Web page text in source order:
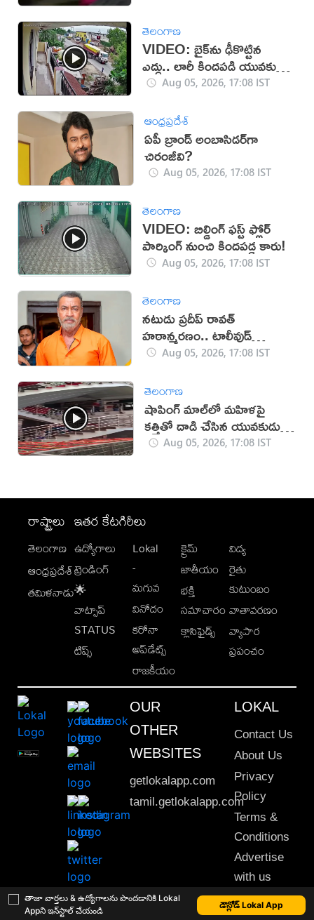
తాజా వార్తలు & ఉద్యోగాలను పొందడానికి Lokal
Appని ఇన్‌స్టాల్ చేయండి
డౌన్లోడ్ Lokal App
తెలంగాణ
VIDEO: బైక్‌ను ఢీకొట్టిన
ఎద్దు.. లారీ కిందపడి యువకుడు
మృతి!Aug 05, 2026, 17:08 IST
ఆంధ్రప్రదేశ్
ఏపీ బ్రాండ్ అంబాసిడర్‌గా
చిరంజీవి?
Aug 05, 2026, 17:08 IST
తెలంగాణ
VIDEO: బిల్డింగ్ ఫస్ట్ ఫ్లోర్
పార్కింగ్ నుంచి కిందపడ్డ కారు!
Aug 05, 2026, 17:08 IST
తెలంగాణ
నటుడు ప్రదీప్ రావత్
హఠాన్మరణం.. టాలీవుడ్
స్పందనపై విమర్శలు
Aug 05, 2026, 17:08 IST
తెలంగాణ
షాపింగ్ మాల్‌లో మహిళపై
కత్తితో దాడి చేసిన యువకుడు
(వీడియో)
Aug 05, 2026, 17:08 IST
రాష్ట్రాలు
తెలంగాణ
ఆంధ్రప్రదేశ్
తమిళనాడు
ఇతర కేటగిరీలు
ఉద్యోగాలు
ట్రెండింగ్
🌟
వాట్సాప్
STATUS
టిప్స్
Lokal
-
మగువ
వినోదం
కరోనా
అప్‌డేట్స్
రాజకీయం
క్రైమ్
జాతీయం
భక్తి
సమాచారం
క్లాసిఫైడ్స్
విద్య
రైతు
కుటుంబం
వాతావరణం
వ్యాపార
ప్రపంచం
OUR
OTHER
WEBSITES
getlokalapp.com
tamil.getlokalapp.com
LOKAL
Contact Us
About Us
Privacy
Policy
Terms &
Conditions
Advertise
with us
Sitemap
This material may not be published, transmitted, rewritten or redistributed. © 2020 Lokal App. All rights reserved.